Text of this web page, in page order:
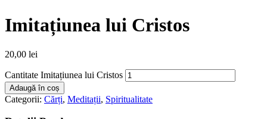
Imitațiunea lui Cristos
20,00 lei
Cantitate Imitațiunea lui Cristos
Adaugă în coș
Categorii: Cărți, Meditații, Spiritualitate